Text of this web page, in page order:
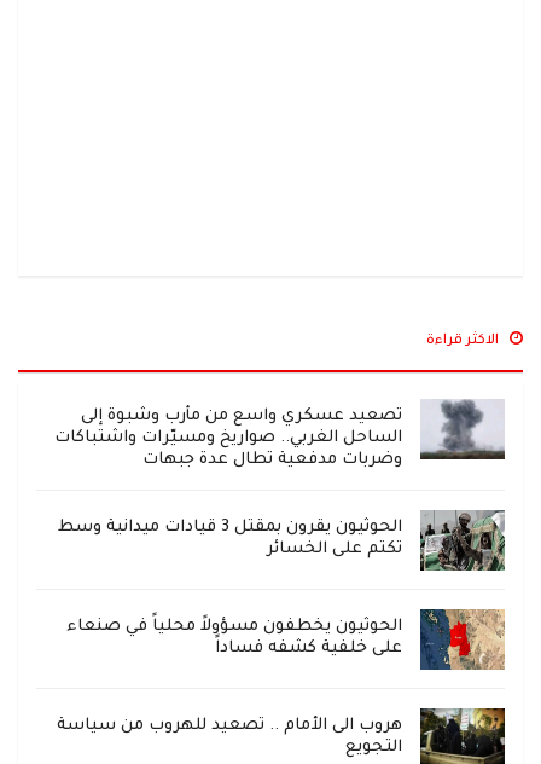
الاكثر قراءة
تصعيد عسكري واسع من مأرب وشبوة إلى
الساحل الغربي.. صواريخ ومسيّرات واشتباكات
وضربات مدفعية تطال عدة جبهات
الحوثيون يقرون بمقتل 3 قيادات ميدانية وسط
تكتم على الخسائر
الحوثيون يخطفون مسؤولاً محلياً في صنعاء
على خلفية كشفه فساداً
هروب الى الأمام .. تصعيد للهروب من سياسة
التجويع